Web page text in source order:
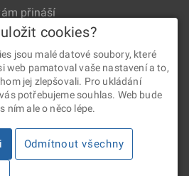
přináší
• Informace jsou poskytovány
Sb., o svobodném přístupu
cookies?
jsou malé datové soubory, které
web pamatoval vaše nastavení a to,
jej zlepšovali. Pro ukládání
potřebujeme souhlas. Web bude
ním ale o něco lépe.
Odmítnout všechny